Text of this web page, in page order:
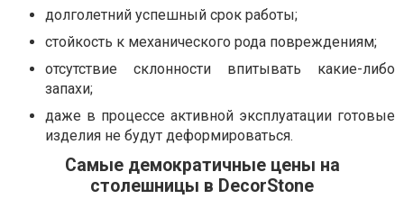
долголетний успешный срок работы;
стойкость к механического рода повреждениям;
отсутствие склонности впитывать какие-либо
запахи;
даже в процессе активной эксплуатации готовые
изделия не будут деформироваться.
Самые демократичные цены на
столешницы в DecorStone